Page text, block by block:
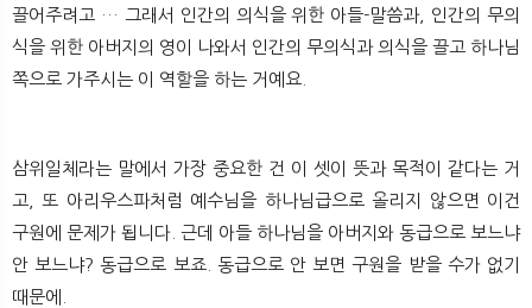
끌어주려고 … 그래서 인간의 의식을 위한 아들-말씀과, 인간의 무의
식을 위한 아버지의 영이 나와서 인간의 무의식과 의식을 끌고 하나님
쪽으로 가주시는 이 역할을 하는 거예요.
삼위일체라는 말에서 가장 중요한 건 이 셋이 뜻과 목적이 같다는 거
고, 또 아리우스파처럼 예수님을 하나님급으로 올리지 않으면 이건
구원에 문제가 됩니다. 근데 아들 하나님을 아버지와 동급으로 보느냐
안 보느냐? 동급으로 보죠. 동급으로 안 보면 구원을 받을 수가 없기
때문에.